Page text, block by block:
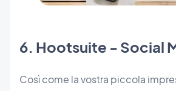
6. Hootsuite - Social
Così come la vostra piccola